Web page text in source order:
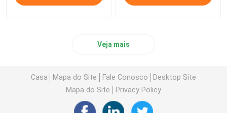
Veja mais
Casa Mapa do Site Fale Conosco
Desktop Site
Mapa do Site
Privacy Policy